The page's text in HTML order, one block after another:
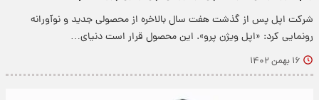
شرکت اپل پس از گذشت هفت سال بالاخره از محصولی جدید و نوآورانه
رونمایی کرد: «اپل ویژن پرو». این محصول قرار است دنیای…
۱۶ بهمن ۱۴۰۲